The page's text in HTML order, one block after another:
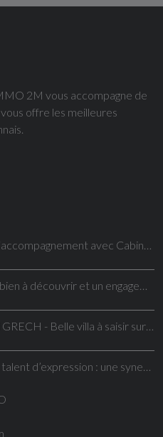
2M vous accompagne de
offre les meilleures
18 ans de services et d’accompagnement avec Cabinet IMMO2M !
Immobilier à Toulon : un bien à découvrir et un engagement humain signé Cabinet
Entrevue avec Bernard GRECH - Belle villa à saisir sur le bon coin
Opportunité du mois & talent d’expression : une synergie au service du cabinet IMMO2M